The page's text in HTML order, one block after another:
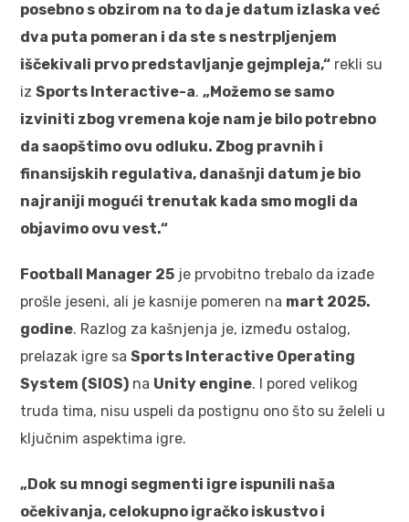
posebno s obzirom na to da je datum izlaska već
dva puta pomeran i da ste s nestrpljenjem
iščekivali prvo predstavljanje gejmpleja,“ rekli su
iz Sports Interactive-a. „Možemo se samo
izviniti zbog vremena koje nam je bilo potrebno
da saopštimo ovu odluku. Zbog pravnih i
finansijskih regulativa, današnji datum je bio
najraniji mogući trenutak kada smo mogli da
objavimo ovu vest.“
Football Manager 25 je prvobitno trebalo da izađe
prošle jeseni, ali je kasnije pomeren na mart 2025.
godine. Razlog za kašnjenja je, između ostalog,
prelazak igre sa Sports Interactive Operating
System (SIOS) na Unity engine. I pored velikog
truda tima, nisu uspeli da postignu ono što su želeli u
ključnim aspektima igre.
„Dok su mnogi segmenti igre ispunili naša
očekivanja, celokupno igračko iskustvo i